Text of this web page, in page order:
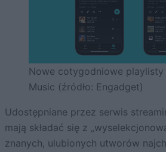
Nowe cotygodniowe playlisty
Music (źródło: Engadget)
Udostępniane przez serwis
mają składać się z
znanych, ulubionych utworów